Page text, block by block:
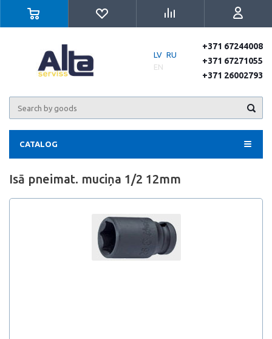
LV RU
EN
+371 67244008
+371 67271055
+371 26002793
CATALOG
Isā pneimat. muciņa 1/2 12mm